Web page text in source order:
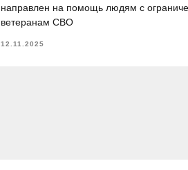
направлен на помощь людям с
ветеранам СВО
12.11.2025